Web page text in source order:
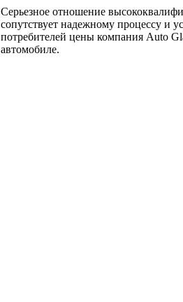
Серьезное отношение
сопутствует надежному процессу и
потребителей цены компания Auto
автомобиле.